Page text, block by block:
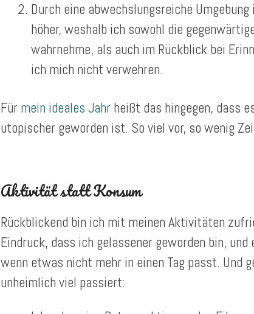
Durch eine abwechslungsreiche
höher, weshalb ich sowohl die
wahrnehme, als auch im Rückblick bei
ich mich nicht verwehren.
Für mein ideales Jahr heißt das hingegen, dass
utopischer geworden ist. So viel vor, so wenig
Aktivität statt Konsum
Rückblickend bin ich mit meinen Aktivitäten
Eindruck, dass ich gelassener geworden bin,
wenn etwas nicht mehr in einen Tag passt. Und
unheimlich viel passiert: